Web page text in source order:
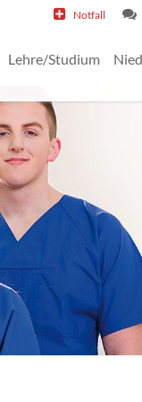
Notfall
Lehre/Studium